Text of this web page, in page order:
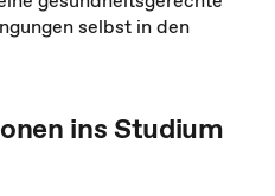
selbst in den
ins Studium